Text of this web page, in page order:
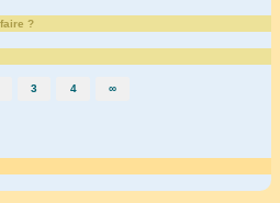
?
3 4 ∞